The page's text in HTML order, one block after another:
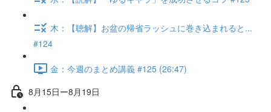
木：【聴解】お盆の帰省ラッシュに巻き込まれると...
#124
金：今週のまとめ講義 #125 (26:47)
8月15日ー8月19日